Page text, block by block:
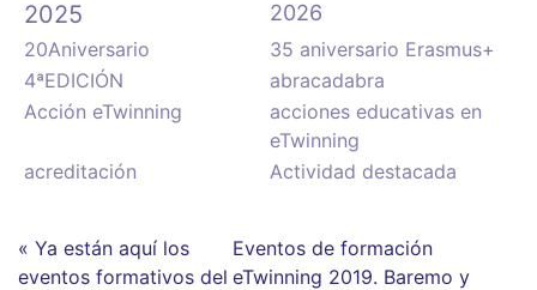
2025 2026
20Aniversario
35 aniversario Erasmus+
4ªEDICIÓN
abracadabra
Acción eTwinning
acciones educativas en
eTwinning
acreditación
Actividad destacada
« Ya están aquí los
eventos formativos del
Eventos de formación
eTwinning 2019. Baremo y